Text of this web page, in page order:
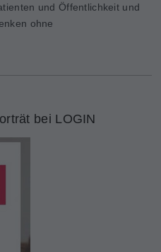
und Öffentlichkeit und
ohne
bei LOGIN